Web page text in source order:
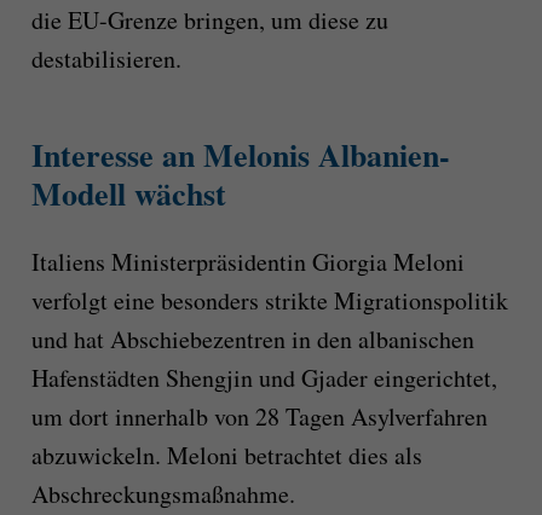
die EU-Grenze bringen, um diese zu
destabilisieren.
Interesse an Melonis Albanien-
Modell wächst
Italiens Ministerpräsidentin Giorgia Meloni
verfolgt eine besonders strikte Migrationspolitik
und hat Abschiebezentren in den albanischen
Hafenstädten Shengjin und Gjader eingerichtet,
um dort innerhalb von 28 Tagen Asylverfahren
abzuwickeln. Meloni betrachtet dies als
Abschreckungsmaßnahme.